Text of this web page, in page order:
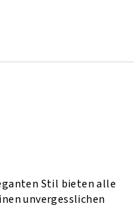
Stil bieten alle
unvergesslichen